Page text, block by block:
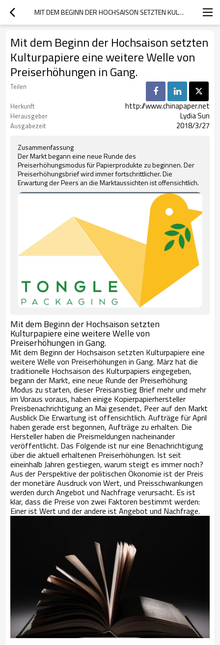
MIT DEM BEGINN DER HOCHSAISON SETZTEN KULTURPAPIERE EINE WEITERE WELLE VON PREISERHÖHUNGEN IN GANG.
Mit dem Beginn der Hochsaison setzten
Kulturpapiere eine weitere Welle von
Preiserhöhungen in Gang.
Teilen
Herkunft
http://www.chinapaper.net
Herausgeber Lydia Sun
Ausgabezeit 2018/3/27
Zusammenfassung
Der Markt begann eine neue Runde des
Preiserhöhungsmodus für Papierprodukte zu beginnen. Der
Preiserhöhungsbrief wird immer fortschrittlicher. Die
Erwartung der Peers an die Marktaussichten ist offensichtlich.
Mit dem Beginn der Hochsaison setzten
Kulturpapiere eine weitere Welle von
Preiserhöhungen in Gang.
Mit dem Beginn der Hochsaison setzten Kulturpapiere eine
weitere Welle von Preiserhöhungen in Gang. März hat die
traditionelle Hochsaison des Kulturpapiers eingegeben,
begann der Markt, eine neue Runde der Preiserhöhung
Modus zu starten, dieser Preisanstieg Brief mehr und mehr
im Voraus voraus, haben einige Kopierpapierhersteller
Preisbenachrichtigung an Mai gesendet, Peer auf den Markt
Ausblick Die Erwartung ist offensichtlich. Aufträge für April
haben gerade erst begonnen, Aufträge zu erhalten. Die
Hersteller haben die Preismeldungen nacheinander
veröffentlicht. Das Folgende ist nur eine Benachrichtigung
über die aktuell erhaltenen Preiserhöhungen. Ist seit
eineinhalb Jahren gestiegen, warum steigt es immer noch?
Aus der Perspektive der politischen Ökonomie ist der Preis
der monetäre Ausdruck von Wert, und Preisschwankungen
werden durch Angebot und Nachfrage verursacht. Es ist
klar, dass die Preise von zwei Faktoren bestimmt werden:
Einer ist Wert und der andere ist Angebot und Nachfrage.